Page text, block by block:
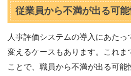
従業員から不満が出る可
人事評価システムの導入にあた
変えるケースもあります。これま
ことで、職員から不満が出る可能